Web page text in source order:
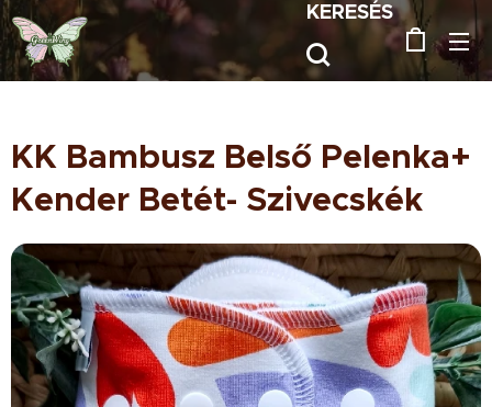
KERESÉS
KK Bambusz Belső Pelenka+
Kender Betét- Szivecskék